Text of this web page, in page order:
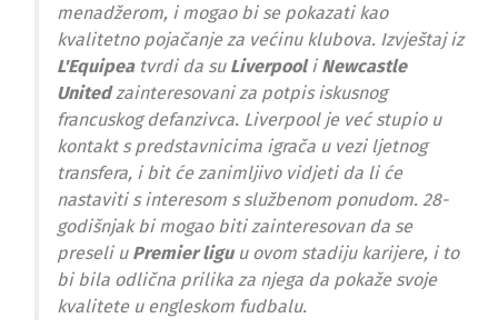
menadžerom, i mogao bi se pokazati kao
kvalitetno pojačanje za većinu klubova. Izvještaj iz
L'Equipeatvrdi da su Liverpooli Newcastle
Unitedzainteresovani za potpis iskusnog
francuskog defanzivca. Liverpool je već stupio u
kontakt s predstavnicima igrača u vezi ljetnog
transfera, i bit će zanimljivo vidjeti da li će
nastaviti s interesom s ​​službenom ponudom. 28-
godišnjak bi mogao biti zainteresovan da se
preseli u Premier liguu ovom stadiju karijere, i to
bi bila odlična prilika za njega da pokaže svoje
kvalitete u engleskom fudbalu.